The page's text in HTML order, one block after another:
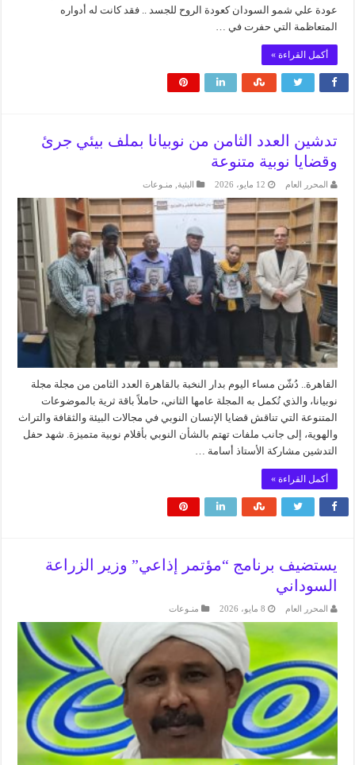
عودة علي شمو السودان كعودة الروح للجسد .. فقد كانت له أدواره
المتعاظمة التي حفرت في …
أكمل القراءة »
تدشين العدد الثامن من نوبيانا بملف بيئي جرئ
وقضايا نوبية متنوعة
المحرر العام 12 مايو، 2026 البئية منـوعات
القاهرة.. دُشّن مساء اليوم بدار النخبة بالقاهرة العدد الثامن من مجلة مجلة
نوبيانا، والذي تُكمل به المجلة عامها الثاني، حاملاً باقة ثرية بالموضوعات
المتنوعة التي تناقش قضايا الإنسان النوبي في مجالات البيئة والثقافة والتراث
والهوية، إلى جانب ملفات تهتم بالشأن النوبي بأقلام نوبية متميزة. شهد حفل
التدشين مشاركة الأستاذ أسامة …
أكمل القراءة »
يستضيف برنامج “مؤتمر إذاعي” وزير الزراعة
السوداني
المحرر العام 8 مايو، 2026 منـوعات